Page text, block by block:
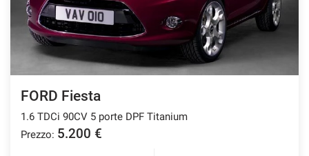
FORD Fiesta
1.6 TDCi 90CV 5 porte DPF Titanium
Prezzo: 5.200 €